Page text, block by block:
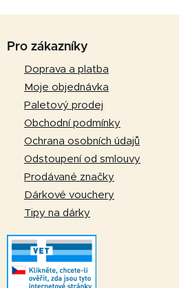
Pro zákazníky
Doprava a platba
Moje objednávka
Paletový prodej
Obchodní podmínky
Ochrana osobních údajů
Odstoupení od smlouvy
Prodávané značky
Dárkové vouchery
Tipy na dárky